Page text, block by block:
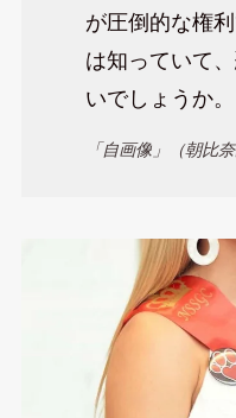
が圧倒的な権
は知っていて
いでしょうか。
「自画像」（朝比